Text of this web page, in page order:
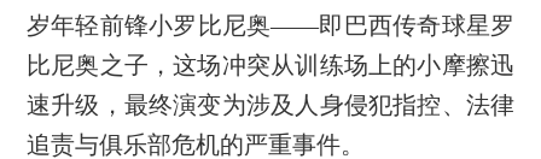
岁年轻前锋小罗比尼奥——即巴西传奇球星罗
比尼奥之子，这场冲突从训练场上的小摩擦迅
速升级，最终演变为涉及人身侵犯指控、法律
追责与俱乐部危机的严重事件。